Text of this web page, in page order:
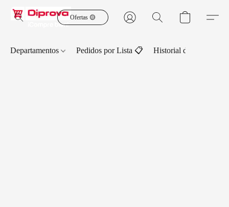
Ofertas 🟡
Departamentos Pedidos por Lista 📋 Historial de Pedidos